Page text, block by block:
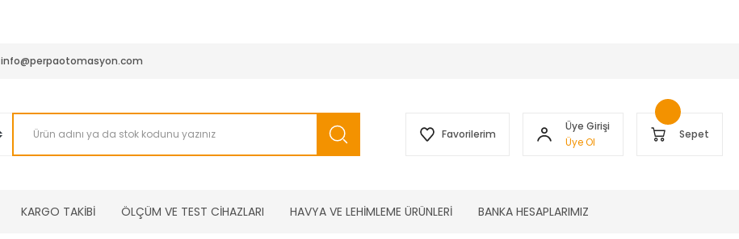
info@perpaotomasyon.com
Favorilerim
Üye Girişi
Üye Ol
Sepet
KARGO TAKİBİ ÖLÇÜM VE TEST CİHAZLARI HAVYA VE LEHİMLEME ÜRÜNLERİ BANKA HESAPLARIMIZ